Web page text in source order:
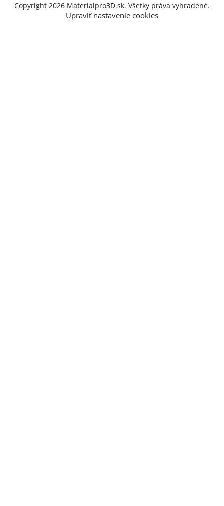
Copyright 2026 Materialpro3D.sk. Všetky práva vyhradené.
Upraviť nastavenie cookies